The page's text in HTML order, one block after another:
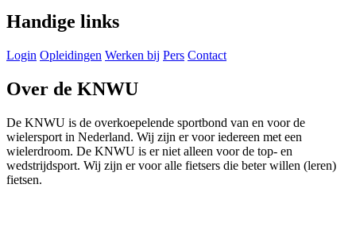
Handige links
Login Opleidingen Werken bij Pers Contact
Over de KNWU
De KNWU is de overkoepelende sportbond van en voor de
wielersport in Nederland. Wij zijn er voor iedereen met een
wielerdroom. De KNWU is er niet alleen voor de top- en
wedstrijdsport. Wij zijn er voor alle fietsers die beter willen (leren)
fietsen.